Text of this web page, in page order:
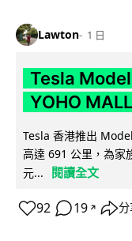
Lawton 1 日
Tesla
YOHO
Tesla 香港推出
高達 691 公里，為家
元...
閱讀全文
92 19 ↗